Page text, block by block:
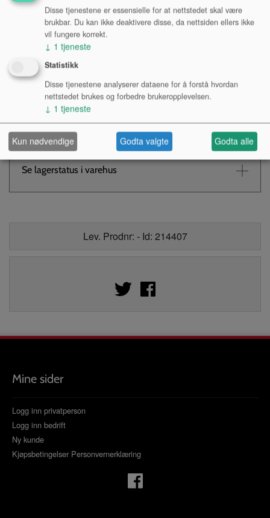
Kr 350,-NOK
Antall:
Tilgjengelighet:
Se lagerstatus i varehus
Lev. Prodnr: - Id: 214407
Mine sider
Logg inn privatperson
Logg inn bedrift
Ny kunde
Kjøpsbetingelser Personvernerklæring
Disse tjenestene er essensielle for at nettstedet skal være
brukbar. Du kan ikke deaktivere disse, da nettsiden ellers ikke
vil fungere korrekt.
↓ 1 tjeneste
Statistikk
Disse tjenestene analyserer dataene for å forstå hvordan
nettstedet brukes og forbedre brukeropplevelsen.
↓ 1 tjeneste
Kun nødvendige Godta valgte Godta alle